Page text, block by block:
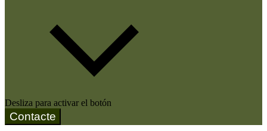
Desliza para activar el botón
Contacte